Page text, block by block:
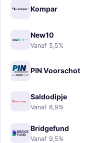
Kompar
New10
Vanaf 5,5%
PIN Voorschot
Saldodipje
Vanaf 8,9%
Bridgefund
Vanaf 9,5%